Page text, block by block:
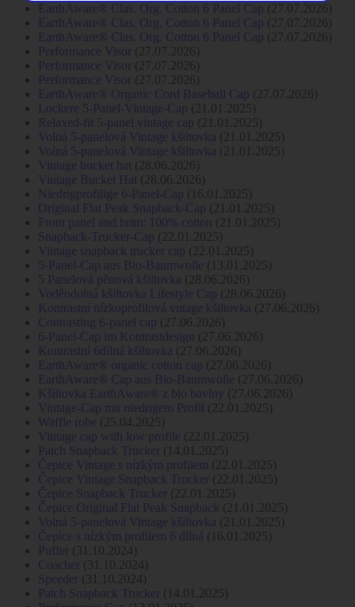
EarthAware® Clas. Org. Cotton 6 Panel Cap (27.07.2026)
EarthAware® Clas. Org. Cotton 6 Panel Cap (27.07.2026)
EarthAware® Clas. Org. Cotton 6 Panel Cap (27.07.2026)
Performance Visor
(27.07.2026)
Performance Visor
(27.07.2026)
Performance Visor
(27.07.2026)
EarthAware® Organic Cord Baseball Cap (27.07.2026)
Lockere 5-Panel-Vintage-Cap (21.01.2025)
Relaxed-fit 5-panel vintage cap (21.01.2025)
Volná 5-panelová Vintage kšiltovka (21.01.2025)
Volná 5-panelová Vintage kšiltovka (21.01.2025)
Vintage bucket hat (28.06.2026)
Vintage Bucket Hat (28.06.2026)
Niedrigprofilige 6-Panel-Cap (16.01.2025)
Original Flat Peak Snapback-Cap (21.01.2025)
Front panel and brim: 100% cotton
(21.01.2025)
Snapback-Trucker-Cap (22.01.2025)
Vintage snapback trucker cap (22.01.2025)
5-Panel-Cap aus Bio-Baumwolle (13.01.2025)
5 Panelová pěnová kšiltovka (28.06.2026)
Voděodolná kšiltovka Lifestyle Cap (28.06.2026)
Kontrastní nízkoprofilová vntage kšiltovka (27.06.2026)
Contrasting 6-panel cap (27.06.2026)
6-Panel-Cap im Kontrastdesign
(27.06.2026)
Kontrastní 6dílná kšiltovka (27.06.2026)
EarthAware® organic cotton cap (27.06.2026)
EarthAware® Cap aus Bio-Baumwolle (27.06.2026)
Kšiltovka EarthAware® z bio bavlny (27.06.2026)
Vintage-Cap mit niedrigem Profil
(22.01.2025)
Waffle robe (25.04.2025)
Vintage cap with low profile (22.01.2025)
Patch Snapback Trucker
(14.01.2025)
Čepice Vintage s nízkým profilem (22.01.2025)
Čepice Vintage Snapback Trucker
(22.01.2025)
Čepice Snapback Trucker
(22.01.2025)
Čepice Original Flat Peak Snapback (21.01.2025)
Volná 5-panelová Vintage kšiltovka (21.01.2025)
Čepice s nízkým profilem 6 dílná (16.01.2025)
Puffer
(31.10.2024)
Coacher
(31.10.2024)
Speeder
(31.10.2024)
Patch Snapback Trucker
(14.01.2025)